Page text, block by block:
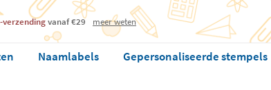
verzendingvanaf €29 meer weten
Naamlabels Gepersonaliseerde stempels